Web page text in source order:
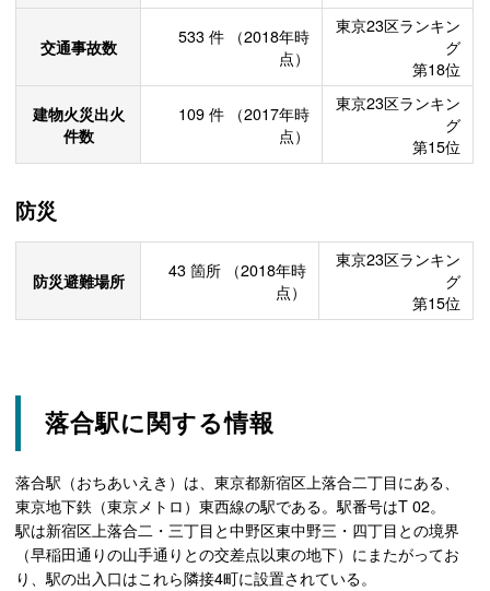
交通事故数 533 件
（2018年時
点）
東京23区ランキン
グ
第18位
建物火災出火
件数
109 件
（2017年時
点）
東京23区ランキン
グ
第15位
防災
防災避難場所 43 箇所
（2018年時
点）
東京23区ランキン
グ
第15位
落合駅に関する情報
落合駅（おちあいえき）は、東京都新宿区上落合二丁目にある、
東京地下鉄（東京メトロ）東西線の駅である。駅番号はT 02。
駅は新宿区上落合二・三丁目と中野区東中野三・四丁目との境界
（早稲田通りの山手通りとの交差点以東の地下）にまたがってお
り、駅の出入口はこれら隣接4町に設置されている。